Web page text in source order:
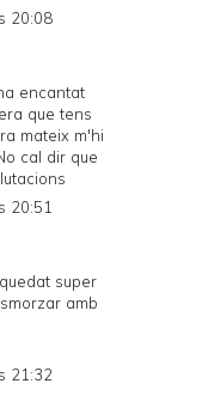
20:08
encantat
que tens
mateix m'hi
cal dir que
20:51
super
amb
21:32